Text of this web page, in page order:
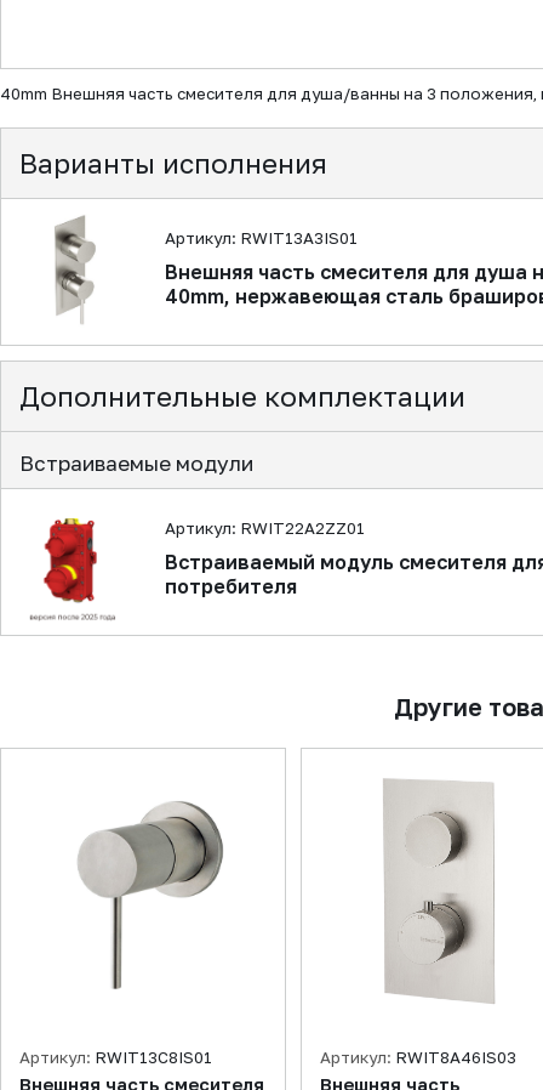
40mm Внешняя часть смесителя для душа/ванны на 3
Варианты исполнения
Артикул: RWIT13A3IS01
Внешняя часть смесителя для душа
40mm, нержавеющая сталь
Дополнительные комплектации
Встраиваемые модули
Артикул: RWIT22A2ZZ01
Встраиваемый модуль смесителя
потребителя
Другие
Артикул: RWIT13C8IS01
Внешняя часть смесителя
Артикул: RWIT8A46IS03
Внешняя часть